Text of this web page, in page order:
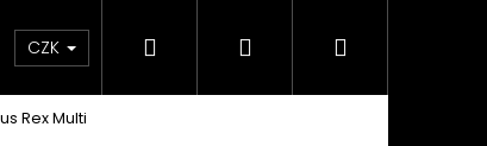
Custom stavba kola na zakázku
CZK Hledat PřihlášeníNákupní
Rex Multi